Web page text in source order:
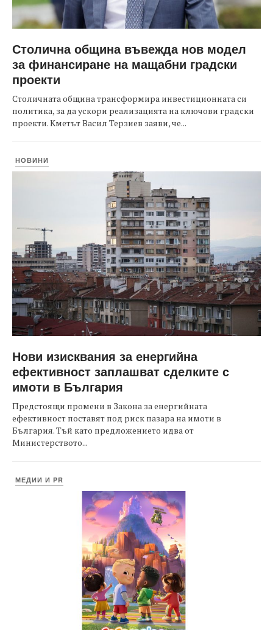
Столична община въвежда нов модел
за финансиране на мащабни градски
проекти
Столичната община трансформира инвестиционната си
политика, за да ускори реализацията на ключови градски
проекти. Кметът Васил Терзиев заяви, че...
НОВИНИ
Нови изисквания за енергийна
ефективност заплашват сделките с
имоти в България
Предстоящи промени в Закона за енергийната
ефективност поставят под риск пазара на имоти в
България. Тъй като предложението идва от
Министерството...
МЕДИИ И PR